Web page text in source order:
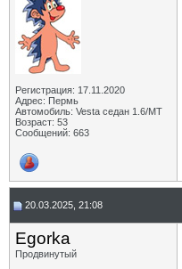
Регистрация: 17.11.2020
Адрес: Пермь
Автомобиль: Vesta седан 1.6/МТ
Возраст: 53
Сообщений: 663
20.03.2025, 21:08
Egorka
Продвинутый